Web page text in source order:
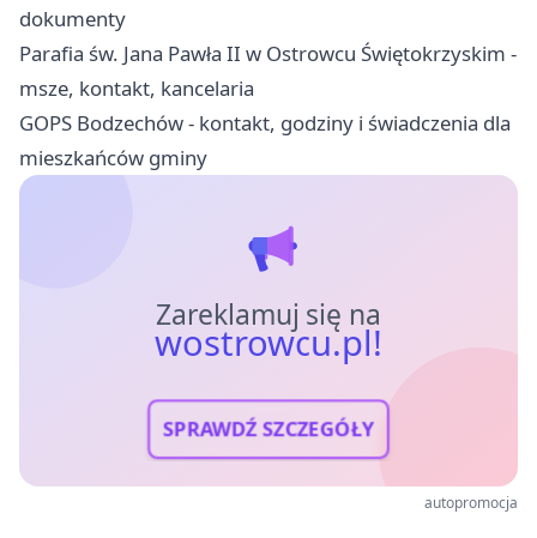
dokumenty
Parafia św. Jana Pawła II w Ostrowcu Świętokrzyskim -
msze, kontakt, kancelaria
GOPS Bodzechów - kontakt, godziny i świadczenia dla
mieszkańców gminy
Zareklamuj się na
wostrowcu.pl!
SPRAWDŹ SZCZEGÓŁY
autopromocja